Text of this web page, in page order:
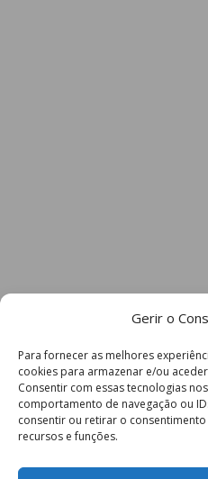
Gerir o
Para fornecer as melhores
cookies para armazenar e/ou
Consentir com essas tecnologias
comportamento de navegação ou
consentir ou retirar o
recursos e funções.